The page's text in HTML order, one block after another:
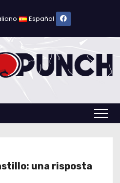
Español
una risposta